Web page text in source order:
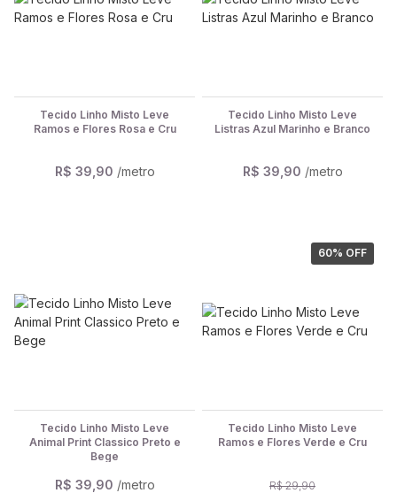
Tecido Linho Misto Leve
Ramos e Flores Rosa e Cru
R$ 39,90 /metro
Tecido Linho Misto Leve
Listras Azul Marinho e Branco
R$ 39,90 /metro
Tecido Linho Misto Leve
Animal Print Classico Preto e
Bege
R$ 39,90 /metro
60% OFF
Tecido Linho Misto Leve
Ramos e Flores Verde e Cru
R$ 29,90